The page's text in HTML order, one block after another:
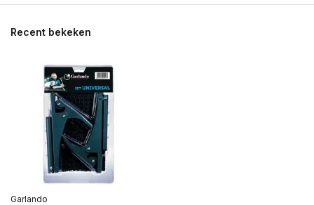
Recent bekeken
Garlando